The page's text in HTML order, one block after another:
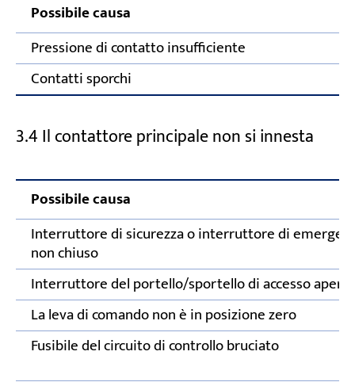
Possibile causa
Pressione di contatto insufficiente
Contatti sporchi
3.4 Il contattore principale non si innesta
Possibile causa
Interruttore di sicurezza o interruttore di
non chiuso
Interruttore del portello/sportello di accesso
La leva di comando non è in posizione zero
Fusibile del circuito di controllo bruciato